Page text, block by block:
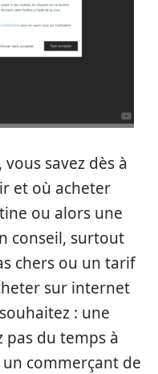
, vous savez dès à
et où acheter
ou alors une
conseil, surtout
chers ou un tarif
sur internet
: une
du temps à
commerçant de